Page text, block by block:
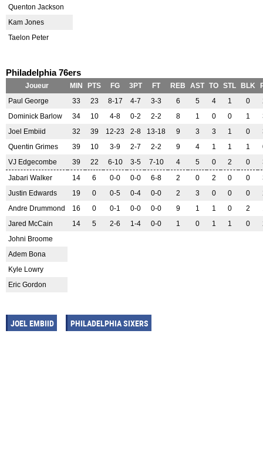
Quenton Jackson
Kam Jones
Taelon Peter
Philadelphia 76ers
Joueur MIN PTS FG 3PT FT REB AST TO STL BLK
Paul George
33 23 8-17 4-7 3-3 6 5 4 1 0
Dominick Barlow
34 10 4-8 0-2 2-2 8 1 0 0 1
Joel Embiid
32 39 12-23 2-8 13-18 9 3 3 1 0
Quentin Grimes
39 10 3-9 2-7 2-2 9 4 1 1 1
VJ Edgecombe
39 22 6-10 3-5 7-10 4 5 0 2 0
Jabari Walker
14 6 0-0 0-0 6-8 2 0 2 0 0
Justin Edwards
19 0 0-5 0-4 0-0 2 3 0 0 0
Andre Drummond
16 0 0-1 0-0 0-0 9 1 1 0 2
Jared McCain
14 5 2-6 1-4 0-0 1 0 1 1 0
Johni Broome
Adem Bona
Kyle Lowry
Eric Gordon
JOEL EMBIID PHILADELPHIA SIXERS